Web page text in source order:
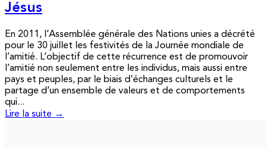
Jésus
En 2011, l’Assemblée générale des Nations unies a décrété
pour le 30 juillet les festivités de la Journée mondiale de
l’amitié. L’objectif de cette récurrence est de promouvoir
l’amitié non seulement entre les individus, mais aussi entre
pays et peuples, par le biais d’échanges culturels et le
partage d’un ensemble de valeurs et de comportements
qui...
Lire la suite →